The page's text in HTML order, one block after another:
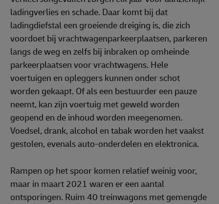
ladingverlies en schade. Daar komt bij dat
ladingdiefstal een groeiende dreiging is, die zich
voordoet bij vrachtwagenparkeerplaatsen, parkeren
langs de weg en zelfs bij inbraken op omheinde
parkeerplaatsen voor vrachtwagens. Hele
voertuigen en opleggers kunnen onder schot
worden gekaapt. Of als een bestuurder een pauze
neemt, kan zijn voertuig met geweld worden
geopend en de inhoud worden meegenomen.
Voedsel, drank, alcohol en tabak worden het vaakst
gestolen, evenals auto-onderdelen en elektronica.
Rampen op het spoor komen relatief weinig voor,
maar in maart 2021 waren er een aantal
ontsporingen. Ruim 40 treinwagons met gemengde